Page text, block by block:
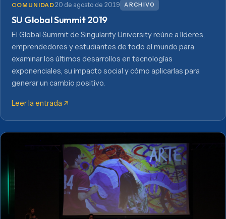
COMUNIDAD20 de agosto de 2019 ARCHIVO
SU Global Summit 2019
El Global Summit de Singularity University reúne a líderes,
emprendedores y estudiantes de todo el mundo para
examinar los últimos desarrollos en tecnologías
exponenciales, su impacto social y cómo aplicarlas para
generar un cambio positivo.
Leer la entrada